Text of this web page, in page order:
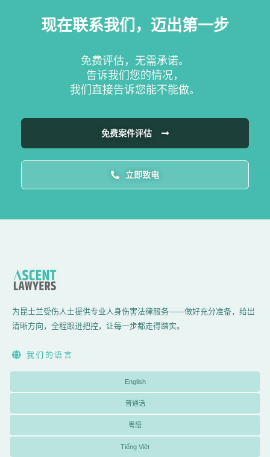
现在联系我们，迈出第一步
免费评估，无需承诺。
告诉我们您的情况，
我们直接告诉您能不能做。
免费案件评估
立即致电
为昆士兰受伤人士提供专业人身伤害法律服务——做好充分准备，给出
清晰方向，全程跟进把控，让每一步都走得踏实。
我们的语言
English
普通话
粵語
Tiếng Việt